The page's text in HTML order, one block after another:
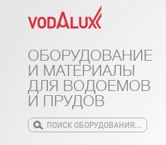
ОБОРУДОВАНИЕ
И МАТЕРИАЛЫ
ДЛЯ ВОДОЕМОВ
И ПРУДОВ